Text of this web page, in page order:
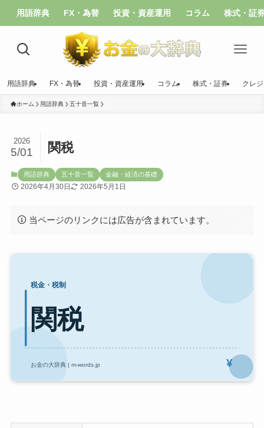
用語辞典 FX・為替 投資・資産運用 コラム 株式・証
用語辞典 FX・為替 投資・資産運用 コラム 株式・証券 クレ
ホーム 用語辞典 五十音一覧
関税
2026
5/01
用語辞典 五十音一覧 金融・経済の基礎
2026年4月30日 2026年5月1日
当ページのリンクには広告が含まれています。